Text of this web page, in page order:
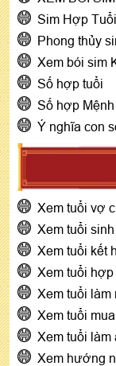
Sim Hợp Tuổi
Phong thủy
Xem bói sim
Số hợp tuổi
Số hợp Mệnh
Ý nghĩa con
Xem tuổi vợ
Xem tuổi
Xem tuổi kết
Xem tuổi hợp
Xem tuổi làm
Xem tuổi
Xem tuổi làm
Xem hướng